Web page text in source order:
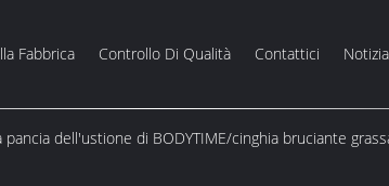
Fabbrica Controllo Di Qualità Contattici Notizia
pancia dell'ustione di BODYTIME/cinghia bruciante